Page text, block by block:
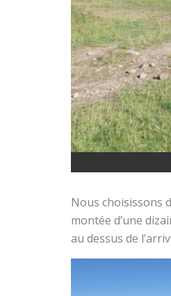
Nous choisissons
montée d’une
au dessus de